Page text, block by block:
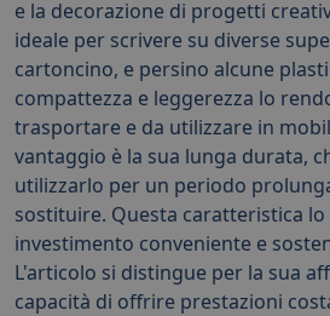
e la decorazione di progetti
ideale per scrivere su diverse
cartoncino, e persino alcune
compattezza e leggerezza lo
trasportare e da utilizzare in
vantaggio è la sua lunga durata,
utilizzarlo per un periodo
sostituire. Questa caratteristica
investimento conveniente e
L'articolo si distingue per la sua
capacità di offrire prestazioni